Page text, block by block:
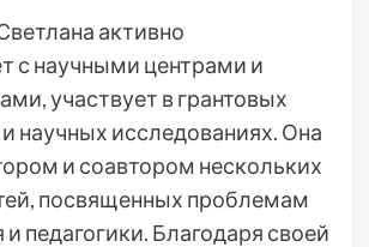
активно
с научными центрами и
участвует в грантовых
научных исследованиях. Она
и соавтором нескольких
посвященных проблемам
педагогики. Благодаря своей